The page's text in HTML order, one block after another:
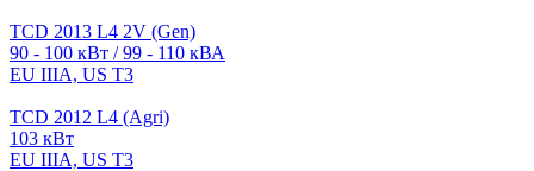
TCD 2013 L4 2V (Gen)
90 - 100 кВт / 99 - 110 кВА
EU IIIA, US T3
TCD 2012 L4 (Agri)
103 кВт
EU IIIA, US T3